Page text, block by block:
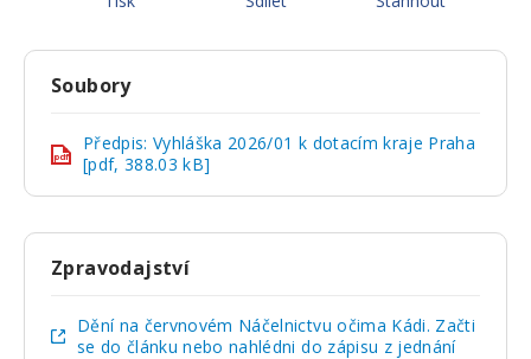
Soubory
pdf
Předpis: Vyhláška 2026/01 k dotacím kraje Praha
[pdf, 388.03 kB]
Zpravodajství
Dění na červnovém Náčelnictvu očima Kádi. Začti
se do článku nebo nahlédni do zápisu z jednání